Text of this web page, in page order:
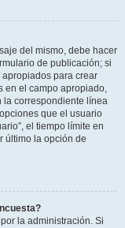
del mismo, debe hacer
de publicación; si
para crear
en el campo apropiado,
la correspondiente línea
que el usuario
el tiempo límite en
último la opción de
la administración. Si